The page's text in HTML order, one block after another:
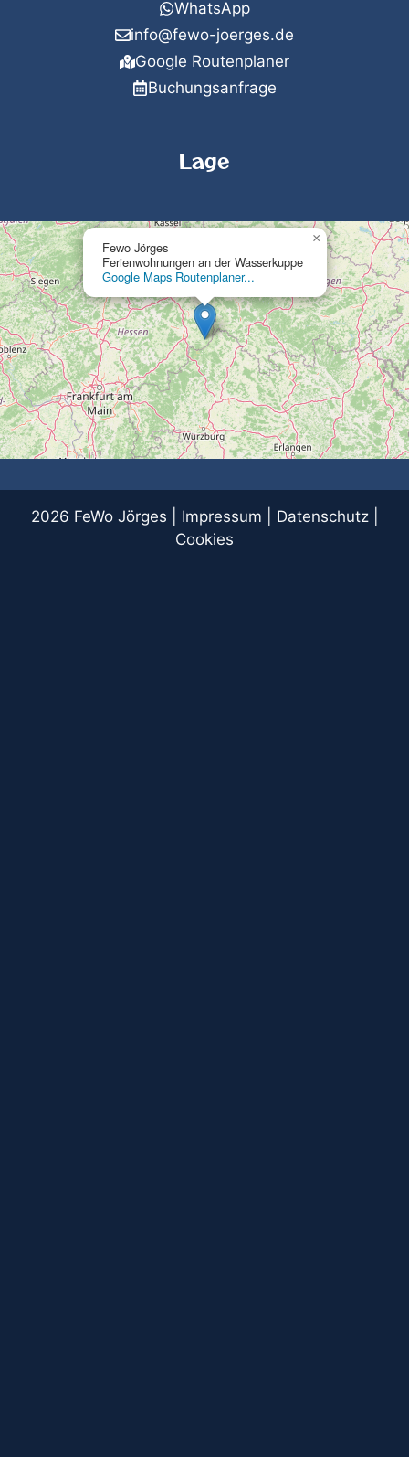
WhatsApp
info@fewo-joerges.de
Google Routenplaner
Buchungsanfrage
Lage
Fewo Jörges
Ferienwohnungen an der Wasserkuppe
Google Maps Routenplaner...
×
2026 FeWo Jörges | Impressum Datenschutz|
Cookies